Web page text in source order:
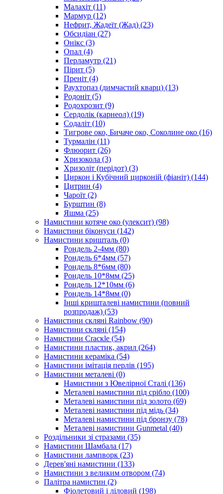
Малахіт (11)
Мармур (12)
Нефрит, Жадеїт (Жад) (23)
Обсидіан (27)
Онікс (3)
Опал (4)
Перламутр (21)
Пірит (5)
Преніт (4)
Раухтопаз (димчастий кварц) (13)
Родоніт (5)
Родохрозит (9)
Сердолік (карнеол) (19)
Содаліт (10)
Тигрове око, Бичаче око, Соколине око (16)
Турмалін (11)
Флюорит (26)
Хризокола (3)
Хризоліт (перідот) (3)
Циркон і Кубічний цирконій (фіаніт) (144)
Цитрин (4)
Чароїт (2)
Бурштин (8)
Яшма (25)
Намистини котяче око (улексит) (98)
Намистини біконуси (142)
Намистини кришталь (0)
Рондель 2-4мм (80)
Рондель 6*4мм (57)
Рондель 8*6мм (80)
Рондель 10*8мм (25)
Рондель 12*10мм (6)
Рондель 14*8мм (0)
Інші кришталеві намистини (повний
розпродаж) (53)
Намистини скляні Rainbow (90)
Намистини скляні (154)
Намистини Cracкle (54)
Намистини пластик, акрил (264)
Намистини кераміка (54)
Намистини імітація перлів (195)
Намистини металеві (0)
Намистини з Ювелірної Сталі (136)
Металеві намистини під срібло (100)
Металеві намистини під золото (69)
Металеві намистини під мідь (34)
Металеві намистини під бронзу (78)
Металеві намистини Gunmetal (40)
Роздільники зі стразами (35)
Намистини Шамбала (17)
Намистини лампворк (23)
Дерев'яні намистини (133)
Намистини з великим отвором (74)
Палітра намистин (2)
Фіолетовий і ліловий (198)